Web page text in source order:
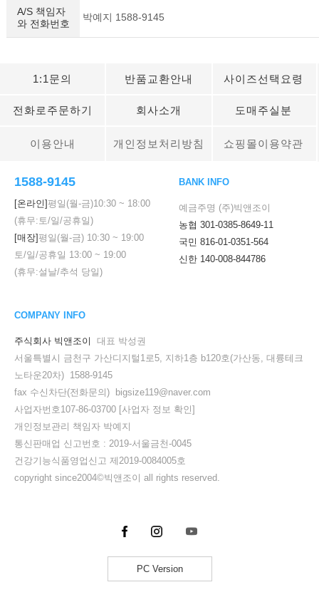
A/S 책임자
와 전화번호
박예지 1588-9145
1:1문의 반품교환안내 사이즈선택요령
전화로주문하기 회사소개 도매주실분
이용안내 개인정보처리방침 쇼핑몰이용약관
1588-9145
[온라인] 평일(월-금)10:30 ~ 18:00
(휴무:토/일/공휴일)
[매장] 평일(월-금) 10:30 ~ 19:00
토/일/공휴일 13:00 ~ 19:00
(휴무:설날/추석 당일)
BANK INFO
예금주명 (주)빅앤조이
농협 301-0385-8649-11
국민 816-01-0351-564
신한 140-008-844786
COMPANY INFO
주식회사 빅앤조이
대표 박성권
서울특별시 금천구 가산디지털1로5, 지하1층 b120호(가산동, 대륭테크
노타운20차) 1588-9145
fax 수신차단(전화문의) bigsize119@naver.com
사업자번호107-86-03700 [사업자 정보 확인]
개인정보관리 책임자 박예지
통신판매업 신고번호 : 2019-서울금천-0045
건강기능식품영업신고 제2019-0084005호
copyright since2004©빅앤조이 all rights reserved.
PC Version